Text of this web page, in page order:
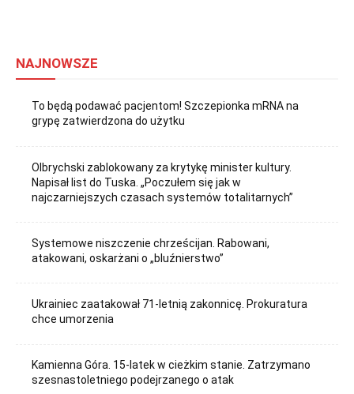
NAJNOWSZE
To będą podawać pacjentom! Szczepionka mRNA na
grypę zatwierdzona do użytku
Olbrychski zablokowany za krytykę minister kultury.
Napisał list do Tuska. „Poczułem się jak w
najczarniejszych czasach systemów totalitarnych”
Systemowe niszczenie chrześcijan. Rabowani,
atakowani, oskarżani o „bluźnierstwo”
Ukrainiec zaatakował 71-letnią zakonnicę. Prokuratura
chce umorzenia
Kamienna Góra. 15-latek w cieżkim stanie. Zatrzymano
szesnastoletniego podejrzanego o atak